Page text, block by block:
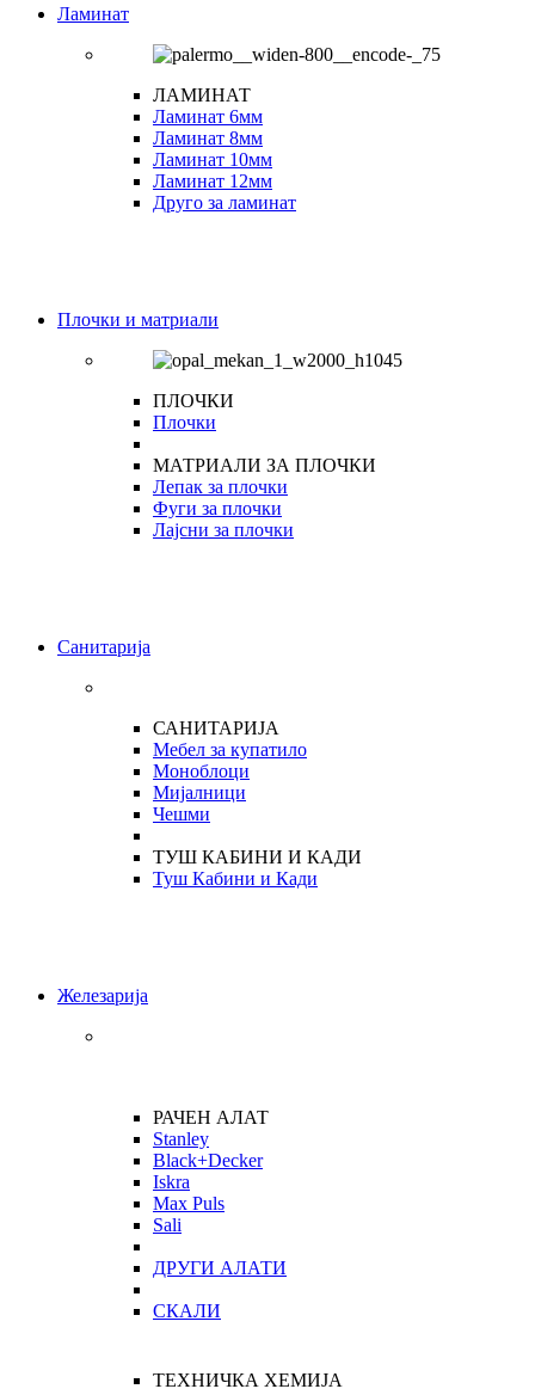
Ламинат
ЛАМИНАТ
Ламинат 6мм
Ламинат 8мм
Ламинат 10мм
Ламинат 12мм
Друго за ламинат
Плочки и матриали
ПЛОЧКИ
Плочки
МАТРИАЛИ ЗА ПЛОЧКИ
Лепак за плочки
Фуги за плочки
Лајсни за плочки
Санитарија
САНИТАРИЈА
Мебел за купатило
Моноблоци
Мијалници
Чешми
ТУШ КАБИНИ И КАДИ
Туш Кабини и Кади
Железарија
РАЧЕН АЛАТ
Stanley
Black+Decker
Iskra
Max Puls
Sali
ДРУГИ АЛАТИ
СКАЛИ
ТЕХНИЧКА ХЕМИЈА